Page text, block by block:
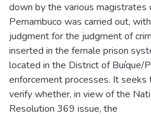
down by the various magistrates
Pernambuco was carried out, with
judgment for the judgment of
inserted in the female prison
located in the District of Buíque/
enforcement processes. It seeks
verify whether, in view of the
Resolution 369 issue, the